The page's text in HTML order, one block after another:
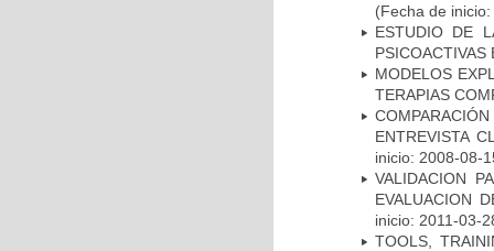
(Fecha de
ESTUDIO DE
PSICOACTIVAS
MODELOS
TERAPIAS
ENTREVISTA
inicio: 2008-08-
VALIDACION
EVALUACION
inicio: 2011-03-
TOOLS,